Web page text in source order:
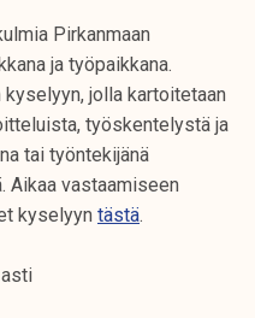
Pirkanmaan
ja työpaikkana.
jolla kartoitetaan
työskentelystä ja
tai työntekijänä
Aikaa vastaamiseen
kyselyyn tästä.